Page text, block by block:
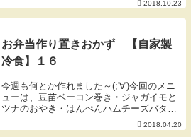
1点ものですので同じものはありませ...
2018.10.23
お弁当作り置きおかず 【自家製
冷食】１６
今週も何とか作れました～(;'∀')今回のメニ
ューは、豆苗ベーコン巻き・ジャガイモと
ツナのおやき・はんぺんハムチーズバター
醤油炒め・チキンロール・長芋のから揚
げ・野菜炒めです。今回も安価がテーマで
2018.04.20